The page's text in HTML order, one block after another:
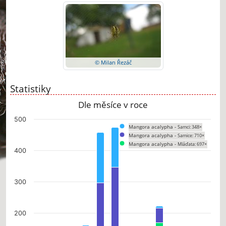
© Milan Řezáč
Statistiky
Dle měsíce v roce
Chart
The chart has 1 X axis displaying categories.
The chart has 1 Y axis displaying values. Data ranges from 0 to 474.
Mangora acalypha - Samci: 348×
Mangora acalypha - Samice: 710×
Mangora acalypha - Mláďata: 697×
200
300
400
500